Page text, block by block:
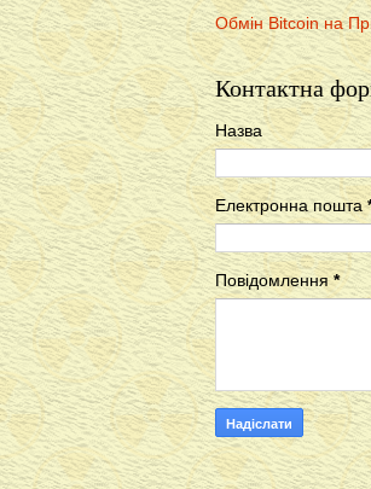
Обмін Bitcoin на
Контактна
Назва
Електронна пошта
Повідомлення *